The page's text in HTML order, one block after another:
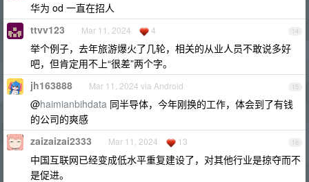
华为 od 一直在招人
14
ttvv123 Mar 11, 2024 4
举个例子，去年旅游爆火了几轮，相关的从业人员不敢说多好
吧，但肯定用不上“很差”两个字。
15
jh163888 Mar 11, 2024 via Android
@haimianbihdata 同半导体，今年刚换的工作，体会到了有钱
的公司的爽感
16
zaizaizai2333 Mar 11, 2024 13
中国互联网已经变成低水平重复建设了，对其他行业是掠夺而不
是促进。